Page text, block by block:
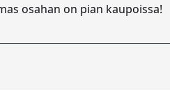
osahan on pian kaupoissa!